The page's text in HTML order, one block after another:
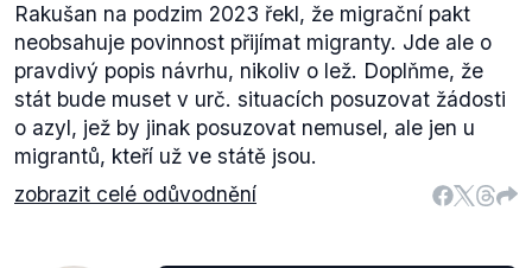
Rakušan na podzim 2023 řekl, že migrační pakt
neobsahuje povinnost přijímat migranty. Jde ale o
pravdivý popis návrhu, nikoliv o lež. Doplňme, že
stát bude muset v urč. situacích posuzovat žádosti
o azyl, jež by jinak posuzovat nemusel, ale jen u
migrantů, kteří už ve státě jsou.
zobrazit celé odůvodnění